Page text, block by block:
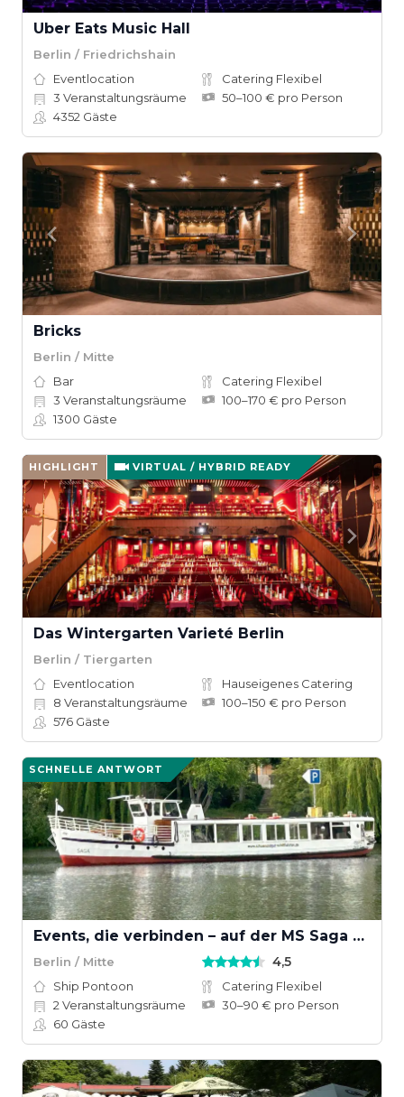
Uber Eats Music Hall
Berlin / Friedrichshain
Eventlocation
Catering Flexibel
3 Veranstaltungsräume
50–100 € pro Person
4352 Gäste
Bricks
Berlin / Mitte
Bar
Catering Flexibel
3 Veranstaltungsräume
100–170 € pro Person
1300 Gäste
HIGHLIGHT VIRTUAL / HYBRID READY
Das Wintergarten Varieté Berlin
Berlin / Tiergarten
Eventlocation
Hauseigenes Catering
8 Veranstaltungsräume
100–150 € pro Person
576 Gäste
SCHNELLE ANTWORT
Events, die verbinden – auf der MS Saga Berlin
Berlin / Mitte 4,5
Ship Pontoon
Catering Flexibel
2 Veranstaltungsräume
30–90 € pro Person
60 Gäste